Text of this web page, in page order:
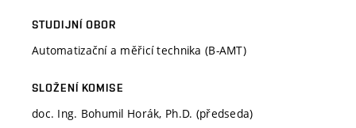
STUDIJNÍ OBOR
Automatizační a měřicí technika (B-AMT)
SLOŽENÍ KOMISE
doc. Ing. Bohumil Horák, Ph.D. (předseda)